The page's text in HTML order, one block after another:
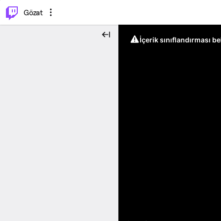
Gözat
İçerik sınıflandırması